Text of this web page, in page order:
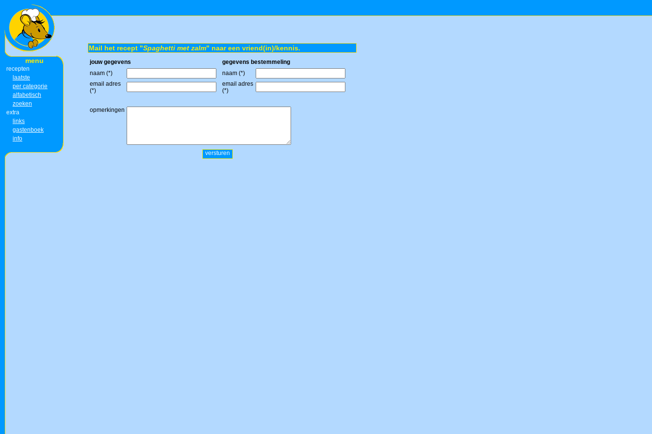
menu
recepten
laatste
per categorie
alfabetisch
zoeken
extra
links
gastenboek
info
Mail het recept "Spaghetti met zalm" naar een vriend(in)/kennis.
jouw gegevens
gegevens bestemmeling
naam (*)
naam (*)
email adres
(*)
email adres
(*)
opmerkingen